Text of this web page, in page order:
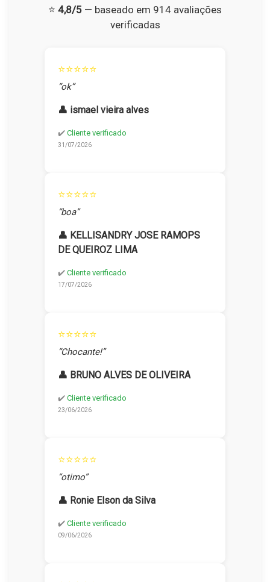
⭐ 4,8/5 — baseado em 914 avaliações
verificadas
⭐⭐⭐⭐⭐
“ok”
👤 ismael vieira alves
✔️ Cliente verificado
31/07/2026
⭐⭐⭐⭐⭐
“boa”
👤 KELLISANDRY JOSE RAMOPS
DE QUEIROZ LIMA
✔️ Cliente verificado
17/07/2026
⭐⭐⭐⭐⭐
“Chocante!”
👤 BRUNO ALVES DE OLIVEIRA
✔️ Cliente verificado
23/06/2026
⭐⭐⭐⭐⭐
“otimo”
👤 Ronie Elson da Silva
✔️ Cliente verificado
09/06/2026